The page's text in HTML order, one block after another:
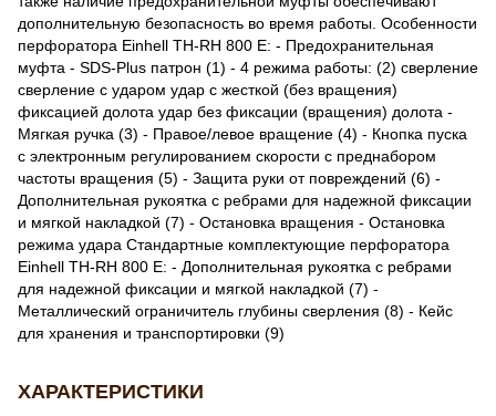
дополнительную безопасность во время работы. Особенности
перфоратора Einhell TH-RH 800 E: - Предохранительная
муфта - SDS-Plus патрон (1) - 4 режима работы: (2) сверление
сверление с ударом удар с жесткой (без вращения)
фикcацией долота удар без фиксации (вращения) долота -
Мягкая ручка (3) - Правое/левое вращение (4) - Кнопка пуска
с электронным регулированием скорости с преднабором
частоты вращения (5) - Защита руки от повреждений (6) -
Дополнительная рукоятка с ребрами для надежной фиксации
и мягкой накладкой (7) - Остановка вращения - Остановка
режима удара Стандартные комплектующие перфоратора
Einhell TH-RH 800 E: - Дополнительная рукоятка с ребрами
для надежной фиксации и мягкой накладкой (7) -
Металлический ограничитель глубины сверления (8) - Кейс
для хранения и транспортировки (9)
ХАРАКТЕРИСТИКИ